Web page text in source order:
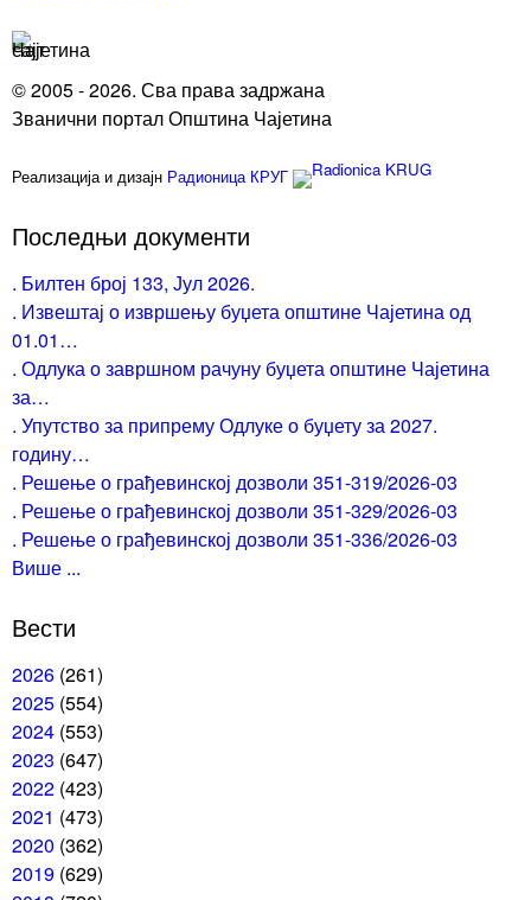
© 2005 - 2026. Сва права задржана
Званични портал Општина Чајетина
Реализација и дизајн Радионица КРУГ
Последњи документи
. Билтен број 133, Јул 2026.
. Извештај о извршењу буџета општине Чајетина од
01.01…
. Одлука о завршном рачуну буџета општине Чајетина
за…
. Упутство за припрему Одлуке о буџету за 2027.
годину…
. Решење о грађевинској дозволи 351-319/2026-03
. Решење о грађевинској дозволи 351-329/2026-03
. Решење о грађевинској дозволи 351-336/2026-03
Више ...
Вести
2026 (261)
2025 (554)
2024 (553)
2023 (647)
2022 (423)
2021 (473)
2020 (362)
2019 (629)